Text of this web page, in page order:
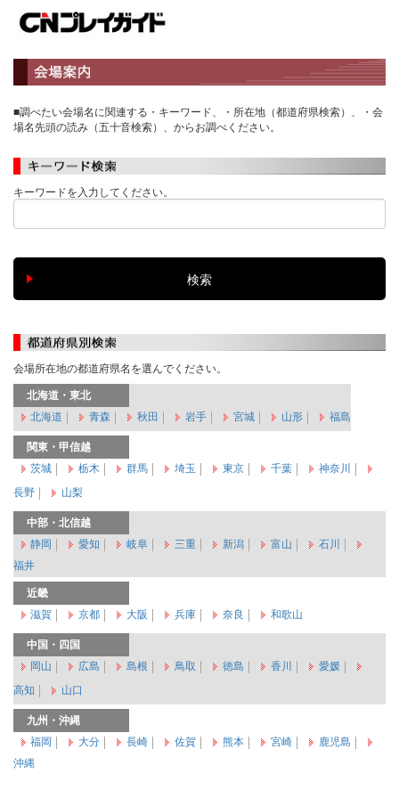
■調べたい会場名に関連する・キーワード、・所在地（都道府県検索）、・会
場名先頭の読み（五十音検索）、からお調べください。
キーワードを入力してください。
会場所在地の都道府県名を選んでください。
北海道・東北
北海道
青森 秋田 岩手 宮城 山形 福島
関東・甲信越
茨城
栃木 群馬 埼玉 東京 千葉
神奈川
長野
山梨
中部・北信越
静岡
愛知 岐阜 三重 新潟 富山
石川
福井
近畿
滋賀
京都 大阪 兵庫 奈良 和歌山
中国・四国
岡山
広島 島根 鳥取 徳島 香川
愛媛
高知
山口
九州・沖縄
福岡
大分 長崎 佐賀 熊本 宮崎
鹿児島
沖縄